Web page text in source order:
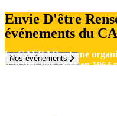
Envie D'être
événements du
Nos événements
Le CAFRAD est une
panafricaine créée en 1964